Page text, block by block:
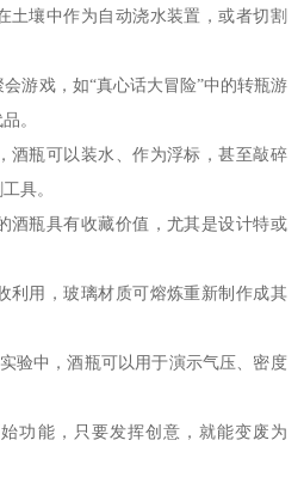
土壤中作为自动浇水装置，或者切割
游戏，如“真心话大冒险”中的转瓶游
。
酒瓶可以装水、作为浮标，甚至敲碎
具。
酒瓶具有收藏价值，尤其是设计特或
利用，玻璃材质可熔炼重新制作成其
验中，酒瓶可以用于演示气压、密度
功能，只要发挥创意，就能变废为